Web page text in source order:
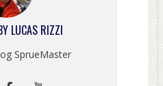
LUCAS RIZZI
SprueMaster